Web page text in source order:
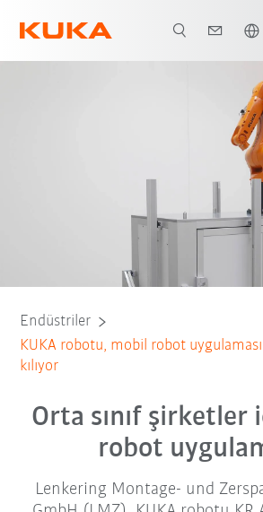
Tüm sistem ortakları
Endüstriler
KUKA robotu, mobil robot
kılıyor
Orta sınıf şirketler
robot
Lenkering Montage- und